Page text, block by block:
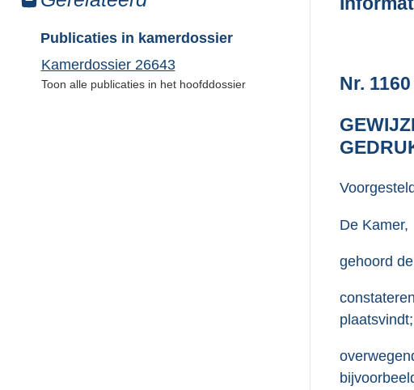
van:
Publicaties in kamerdossier
Kamerdossier 26643
Toon alle publicaties in het hoofddossier
Nr. 1160
Voorgesteld
De Kamer,
gehoord
plaatsvindt;